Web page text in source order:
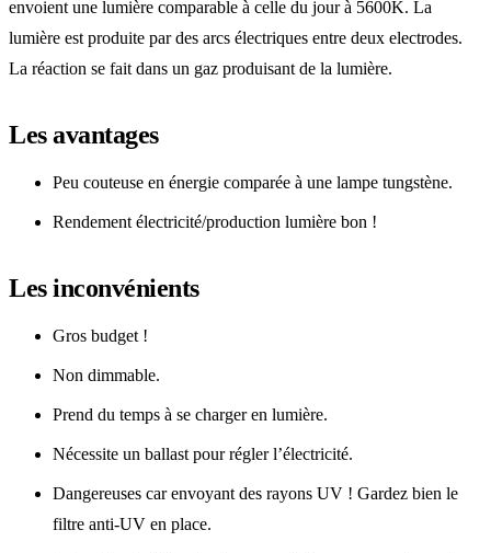
envoient une lumière comparable à celle du jour à 5600K. La
lumière est produite par des arcs électriques entre deux electrodes.
La réaction se fait dans un gaz produisant de la lumière.
Les avantages
Peu couteuse en énergie comparée à une lampe tungstène.
Rendement électricité/production lumière bon !
Les inconvénients
Gros budget !
Non dimmable.
Prend du temps à se charger en lumière.
Nécessite un ballast pour régler l’électricité.
Dangereuses car envoyant des rayons UV ! Gardez bien le
filtre anti-UV en place.